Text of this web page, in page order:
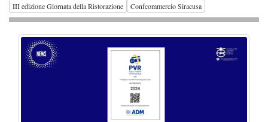
III edizione Giornata della Ristorazione
Confcommercio Siracusa